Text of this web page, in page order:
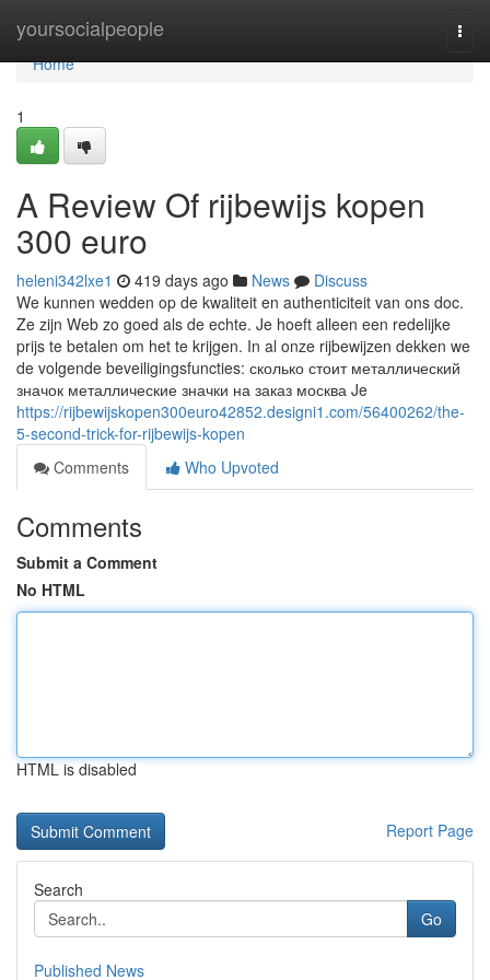
yoursocialpeople
Home
Home
1
A Review Of rijbewijs kopen
300 euro
heleni342lxe1 419 days ago News
Discuss
We kunnen wedden op de kwaliteit en authenticiteit van ons doc.
Ze zijn Web zo goed als de echte. Je hoeft alleen een redelijke
prijs te betalen om het te krijgen. In al onze rijbewijzen dekken we
de volgende beveiligingsfuncties: сколько стоит металлический
значок металлические значки на заказ москва Je
https://rijbewijskopen300euro42852.designi1.com/56400262/the-
5-second-trick-for-rijbewijs-kopen
Comments
Who Upvoted
Comments
Submit a Comment
No HTML
HTML is disabled
Report Page
Search
Go
Published News